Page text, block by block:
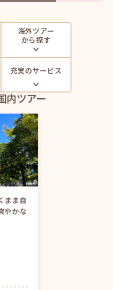
海外ツアー
から探す
充実のサービス
内ツアー
まま自
やかな